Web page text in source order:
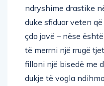
ndryshime drastike
duke sfiduar veten
çdo javë – nëse
të merrni një rrugë
filloni një bisedë me
dukje të vogla